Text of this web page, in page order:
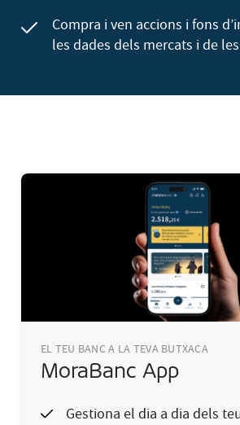
Compra i ven accions i fons
les dades dels mercats i de
EL TEU BANC A LA TEVA BUTXACA
MoraBanc App
Gestiona el dia a dia dels